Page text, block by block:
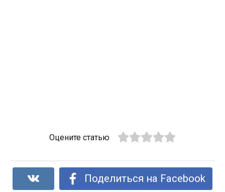
Оцените статью
Поделиться на Facebook